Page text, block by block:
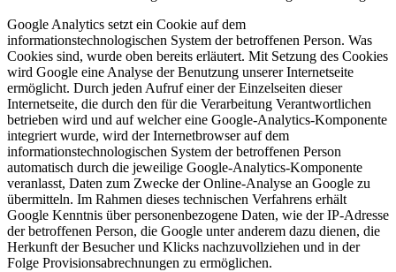
Google Analytics setzt ein Cookie auf dem
informationstechnologischen System der betroffenen Person. Was
Cookies sind, wurde oben bereits erläutert. Mit Setzung des Cookies
wird Google eine Analyse der Benutzung unserer Internetseite
ermöglicht. Durch jeden Aufruf einer der Einzelseiten dieser
Internetseite, die durch den für die Verarbeitung Verantwortlichen
betrieben wird und auf welcher eine Google-Analytics-Komponente
integriert wurde, wird der Internetbrowser auf dem
informationstechnologischen System der betroffenen Person
automatisch durch die jeweilige Google-Analytics-Komponente
veranlasst, Daten zum Zwecke der Online-Analyse an Google zu
übermitteln. Im Rahmen dieses technischen Verfahrens erhält
Google Kenntnis über personenbezogene Daten, wie der IP-Adresse
der betroffenen Person, die Google unter anderem dazu dienen, die
Herkunft der Besucher und Klicks nachzuvollziehen und in der
Folge Provisionsabrechnungen zu ermöglichen.